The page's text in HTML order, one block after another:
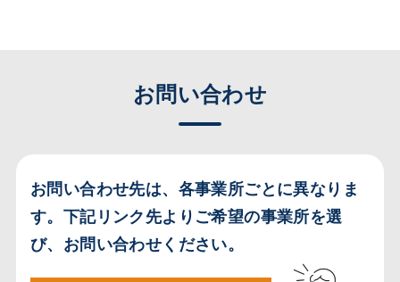
お問い合わせ
お問い合わせ先は、各事業所ごとに異なりま
す。 下記リンク先よりご希望の事業所を選
び、お問い合わせください。